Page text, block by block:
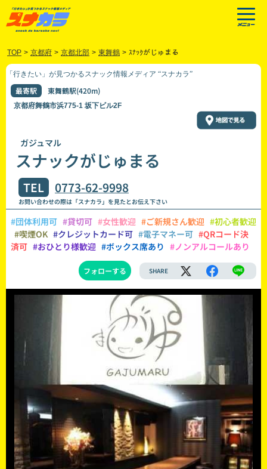
TOP > 京都府 > 京都北部 > 東舞鶴 > ｽﾅｯｸがじゅまる
「行きたい」が見つかるスナック情報メディア “スナカラ”
最寄駅 東舞鶴駅(420m)
京都府舞鶴市浜775-1 坂下ビル2F
ガジュマル
スナックがじゅまる
TEL 0773-62-9998
お問い合わせの際は「スナカラ」を見たとお伝え下さい
#団体利用可 #貸切可 #女性歓迎 #ご新規さん歓迎 #初心者歓迎
#喫煙OK #クレジットカード可 #電子マネー可 #QRコード決
済可 #おひとり様歓迎 #ボックス席あり #ノンアルコールあり
フォローする SHARE